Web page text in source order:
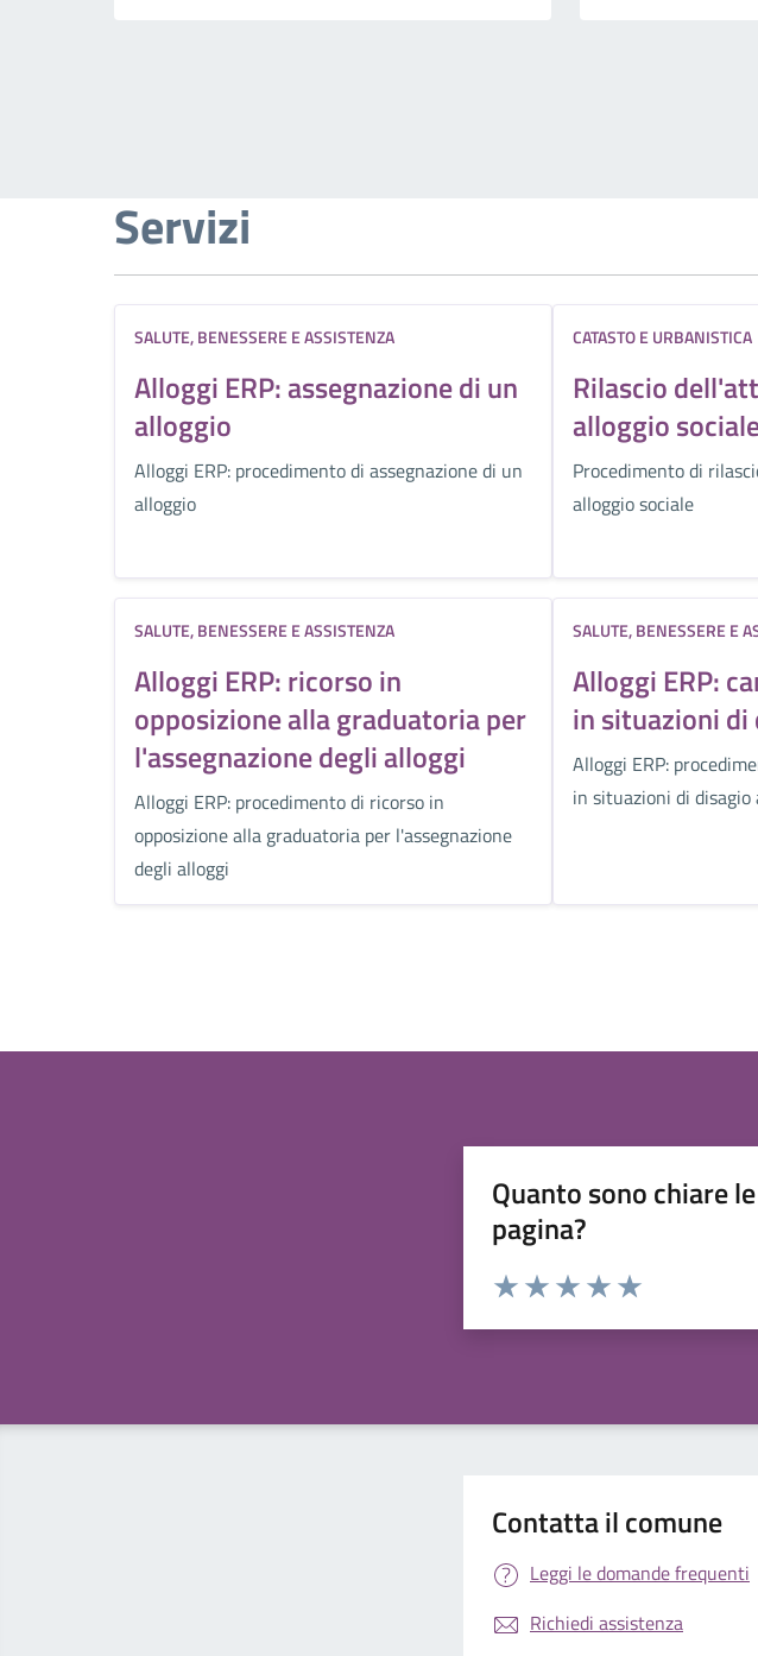
Servizi
SALUTE, BENESSERE E ASSISTENZA
Alloggi ERP: assegnazione di un
alloggio
Alloggi ERP: procedimento di assegnazione di un
alloggio
CATASTO E URBANISTICA
Rilascio
alloggio
Procedimento di
alloggio sociale
SALUTE, BENESSERE E ASSISTENZA
Alloggi ERP: ricorso in
opposizione alla graduatoria per
l'assegnazione degli alloggi
Alloggi ERP: procedimento di ricorso in
opposizione alla graduatoria per l'assegnazione
degli alloggi
SALUTE, BENESSERE E
Alloggi ERP:
in situazioni
Alloggi ERP:
in situazioni di
Quanto sono chiare
pagina?
Valuta da 1 a 5 stelle la pagina
Contatta il comune
Leggi le domande frequenti
Richiedi assistenza